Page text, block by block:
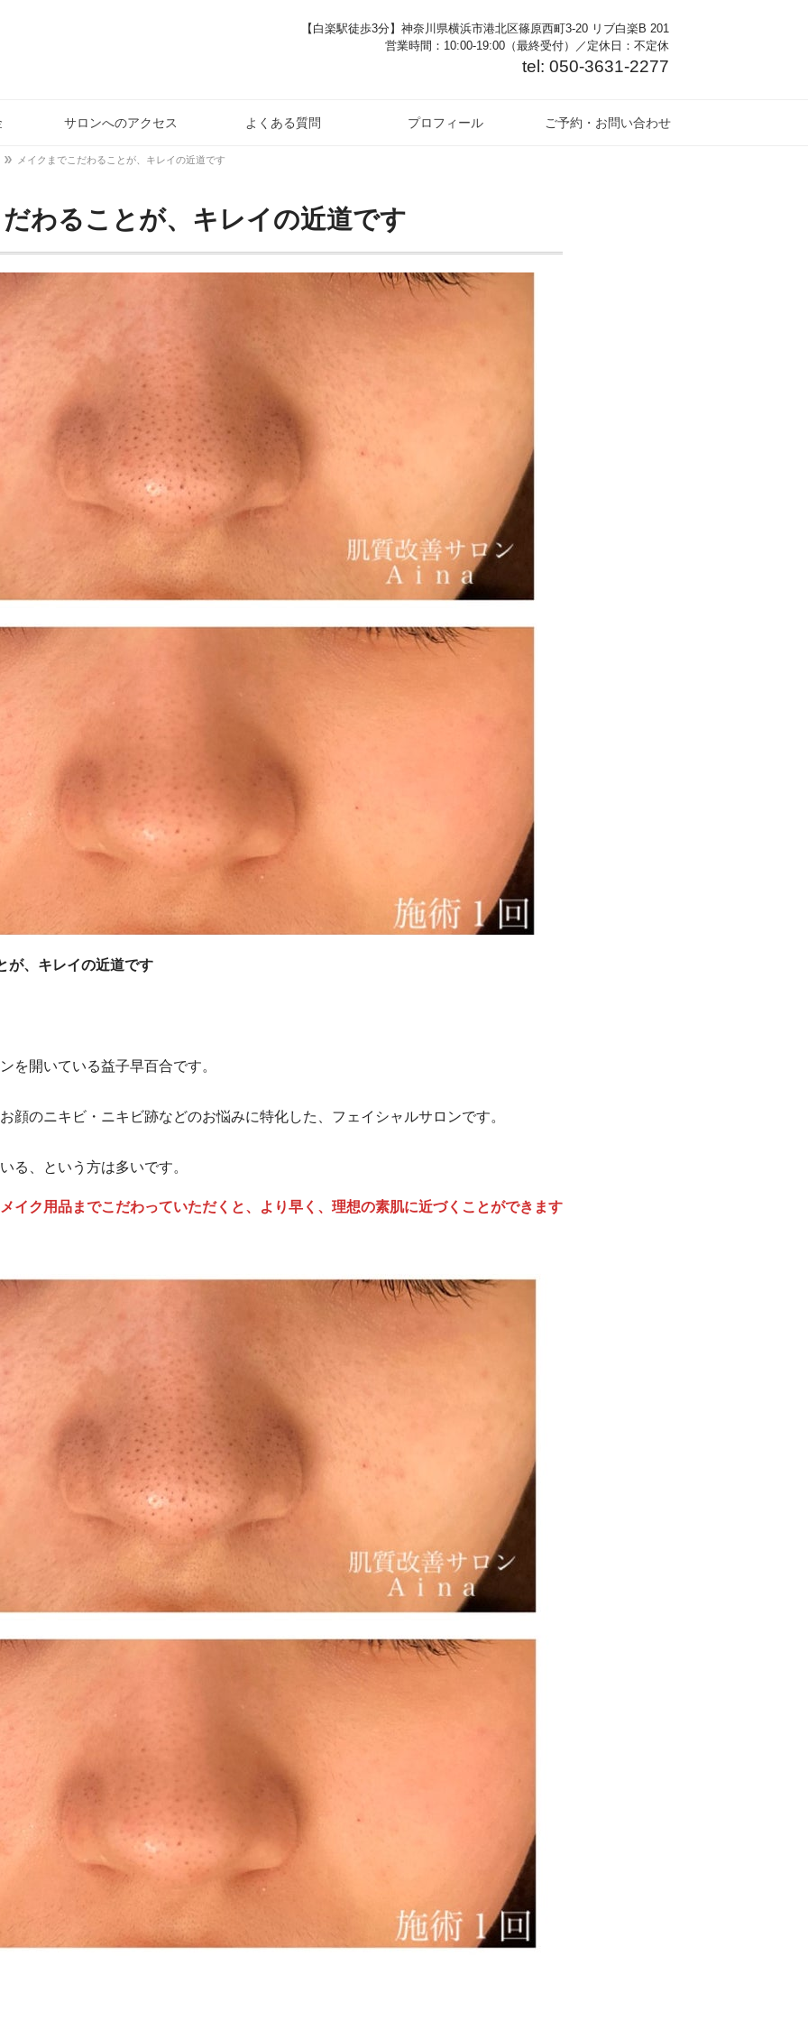
【白楽駅徒歩3分】神奈川県横浜市港北区篠原西町3-20 リブ白楽B 201
営業時間：10:00-19:00（最終受付）／定休日：不定休
tel: 050-3631-2277
サロンへのアクセス よくある質問 プロフィール ご予約・お問い合わせ
メイクまでこだわることが、キレイの近道です
わることが、キレイの近道です
が、キレイの近道です
を開いている益子早百合です。
顔のニキビ・ニキビ跡などのお悩みに特化した、フェイシャルサロンです。
る、という方は多いです。
イク用品までこだわっていただくと、より早く、理想の素肌に近づくことができます